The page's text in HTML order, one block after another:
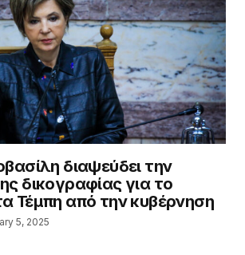
διαψεύδει την
δικογραφίας για το
Τέμπη από την κυβέρνηση
5, 2025